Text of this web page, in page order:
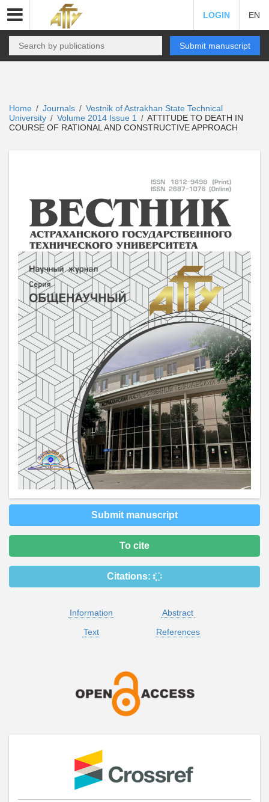
LOGIN EN
Submit manuscript
Home / Journals / Vestnik of Astrakhan State Technical
University / Volume 2014 Issue 1 / ATTITUDE TO DEATH IN
COURSE OF RATIONAL AND CONSTRUCTIVE APPROACH
Submit manuscript
To cite
Citations:
Information
Abstract
Text
References